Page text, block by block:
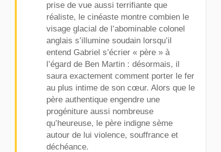
prise de vue aussi terrifiante que
réaliste, le cinéaste montre combien le
visage glacial de l’abominable colonel
anglais s’illumine soudain lorsqu’il
entend Gabriel s’écrier « père » à
l’égard de Ben Martin : désormais, il
saura exactement comment porter le fer
au plus intime de son cœur. Alors que le
père authentique engendre une
progéniture aussi nombreuse
qu’heureuse, le père indigne sème
autour de lui violence, souffrance et
déchéance.